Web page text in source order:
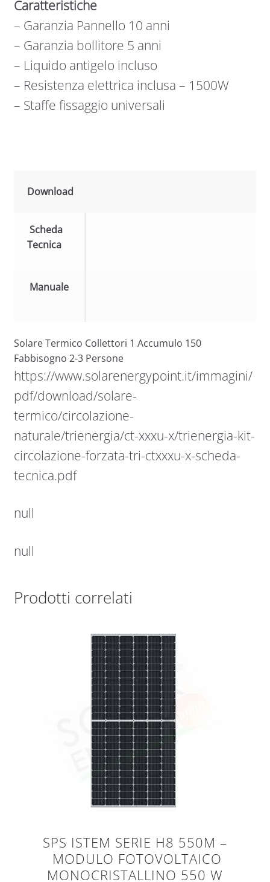
Caratteristiche
– Garanzia Pannello 10 anni
– Garanzia bollitore 5 anni
– Liquido antigelo incluso
– Resistenza elettrica inclusa – 1500W
– Staffe fissaggio universali
Download
Scheda
Tecnica
Manuale
Solare Termico Collettori 1 Accumulo 150
Fabbisogno 2-3 Persone
https://www.solarenergypoint.it/immagini/
pdf/download/solare-
termico/circolazione-
naturale/trienergia/ct-xxxu-x/trienergia-kit-
circolazione-forzata-tri-ctxxxu-x-scheda-
tecnica.pdf
null
null
Prodotti correlati
SPS ISTEM SERIE H8 550M –
MODULO FOTOVOLTAICO
MONOCRISTALLINO 550 W